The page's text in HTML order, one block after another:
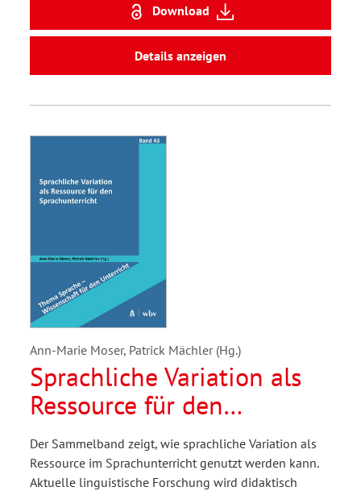
Download
Details anzeigen
Ann-Marie Moser, Patrick Mächler (Hg.)
Sprachliche Variation als
Ressource für den
Sprachunterricht
Der Sammelband zeigt, wie sprachliche Variation als
Ressource im Sprachunterricht genutzt werden kann.
Aktuelle linguistische Forschung wird didaktisch